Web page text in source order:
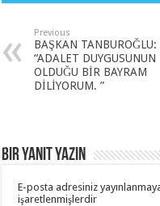
Previous
BAŞKAN TANBUROĞLU:
“ADALET
OLDUĞU BİR BAYRAM
DİLİYORUM. ”
Bir yanıt yazın
E-posta adresiniz
işaretlenmişlerdir